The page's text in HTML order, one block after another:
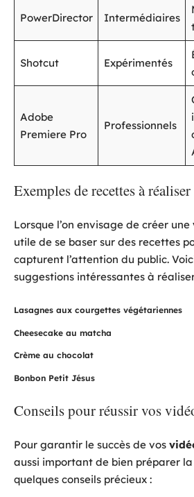
PowerDirector Intermédiaires
Shotcut Expérimentés
Adobe
Premiere Pro
Professionnels
Exemples de recettes à
Lorsque l’on envisage de créer une
utile de se baser sur des recettes
capturent l’attention du public.
suggestions intéressantes à
Lasagnes aux courgettes végétariennes
Cheesecake au matcha
Crème au chocolat
Bonbon Petit Jésus
Conseils pour réussir vos
Pour garantir le succès de vos
aussi important de bien préparer
quelques conseils précieux :